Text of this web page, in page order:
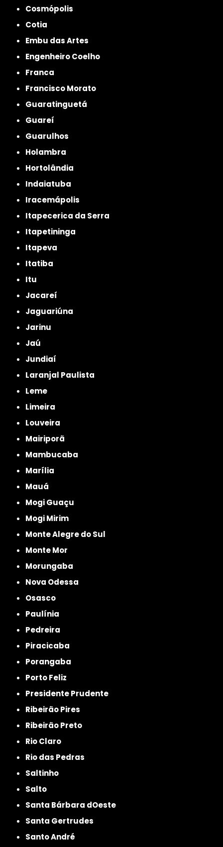
Cosmópolis
Cotia
Embu das Artes
Engenheiro Coelho
Franca
Francisco Morato
Guaratinguetá
Guareí
Guarulhos
Holambra
Hortolândia
Indaiatuba
Iracemápolis
Itapecerica da Serra
Itapetininga
Itapeva
Itatiba
Itu
Jacareí
Jaguariúna
Jarinu
Jaú
Jundiaí
Laranjal Paulista
Leme
Limeira
Louveira
Mairiporã
Mambucaba
Marília
Mauá
Mogi Guaçu
Mogi Mirim
Monte Alegre do Sul
Monte Mor
Morungaba
Nova Odessa
Osasco
Paulínia
Pedreira
Piracicaba
Porangaba
Porto Feliz
Presidente Prudente
Ribeirão Pires
Ribeirão Preto
Rio Claro
Rio das Pedras
Saltinho
Salto
Santa Bárbara dOeste
Santa Gertrudes
Santo André